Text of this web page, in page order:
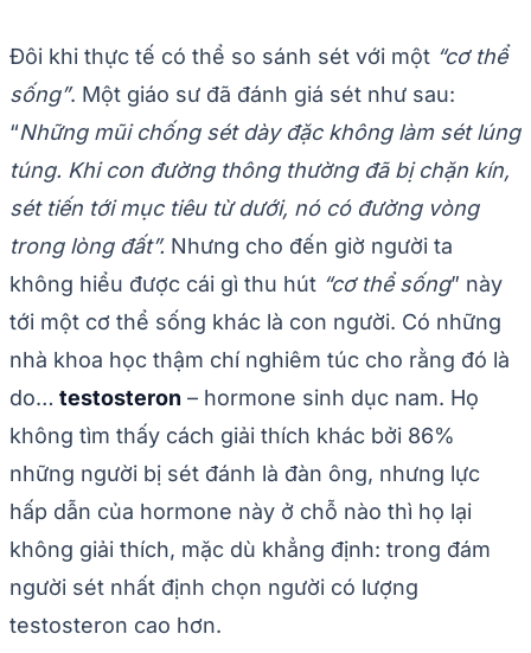
Đôi khi thực tế có thể so sánh sét với một “cơ thể
sống”. Một giáo sư đã đánh giá sét như sau:
“Những mũi chống sét dày đặc không làm sét lúng
túng. Khi con đường thông thường đã bị chặn kín,
sét tiến tới mục tiêu từ dưới, nó có đường vòng
trong lòng đất”. Nhưng cho đến giờ người ta
không hiểu được cái gì thu hút “cơ thể sống” này
tới một cơ thể sống khác là con người. Có những
nhà khoa học thậm chí nghiêm túc cho rằng đó là
do… testosteron – hormone sinh dục nam. Họ
không tìm thấy cách giải thích khác bởi 86%
những người bị sét đánh là đàn ông, nhưng lực
hấp dẫn của hormone này ở chỗ nào thì họ lại
không giải thích, mặc dù khẳng định: trong đám
người sét nhất định chọn người có lượng
testosteron cao hơn.